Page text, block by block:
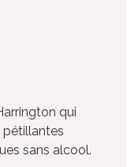
qui
pétillantes
sans alcool.